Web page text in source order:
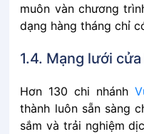
muôn vàn chương
dạng hàng tháng chỉ
1.4. Mạng lưới
Hơn 130 chi nhánh
thành luôn sẵn sàng
sắm và trải nghiệm